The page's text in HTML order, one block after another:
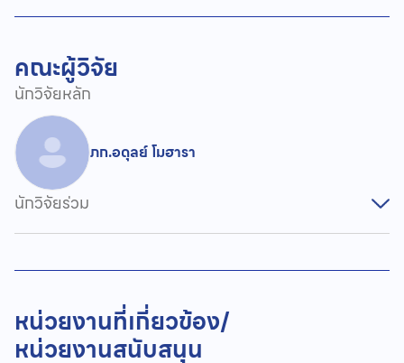
คณะผู้วิจัย
นักวิจัยหลัก
ภก.อดุลย์ โมฮารา
นักวิจัยร่วม
หน่วยงานที่เกี่ยวข้อง/
หน่วยงานสนับสนุน